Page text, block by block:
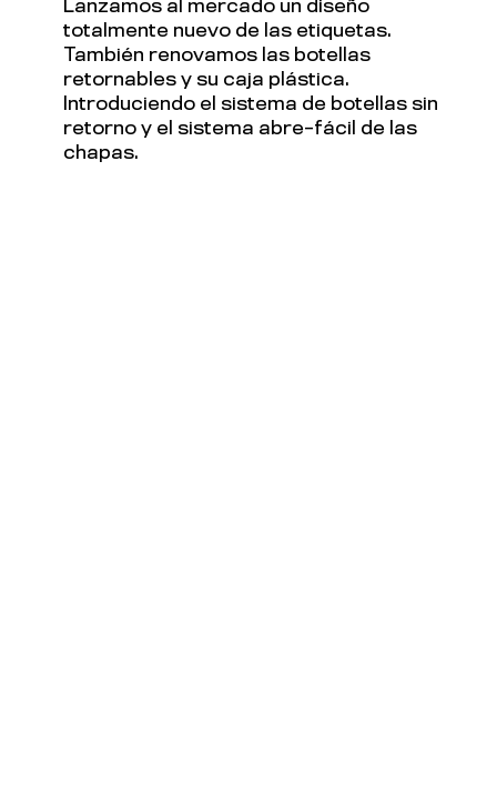
Lanzamos al mercado un diseño
totalmente nuevo de las etiquetas.
También renovamos las botellas
retornables y su caja plástica.
Introduciendo el sistema de botellas sin
retorno y el sistema abre-fácil de las
chapas.